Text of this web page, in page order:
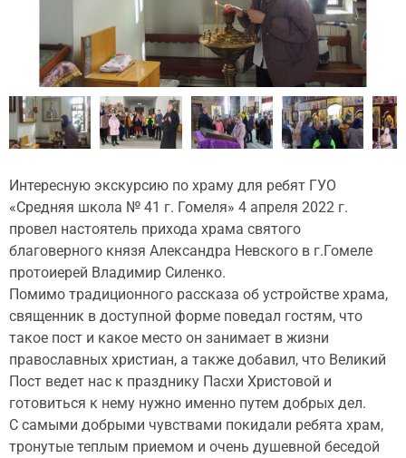
Интересную экскурсию по храму для ребят ГУО
«Средняя школа № 41 г. Гомеля» 4 апреля 2022 г.
провел настоятель прихода храма святого
благоверного князя Александра Невского в г.Гомеле
протоиерей Владимир Силенко.
Помимо традиционного рассказа об устройстве храма,
священник в доступной форме поведал гостям, что
такое пост и какое место он занимает в жизни
православных христиан, а также добавил, что Великий
Пост ведет нас к празднику Пасхи Христовой и
готовиться к нему нужно именно путем добрых дел.
С самыми добрыми чувствами покидали ребята храм,
тронутые теплым приемом и очень душевной беседой